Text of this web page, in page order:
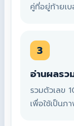
คู่ที่อยู่ท้ายเ
3
อ่านผลรว
รวมตัวเลข
เพื่อใช้เป็น